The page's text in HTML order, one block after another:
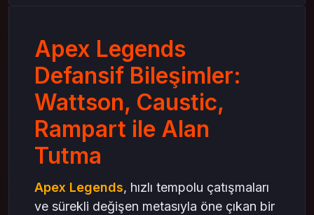
Rampart: Sabit Savunmanın Gücü
Rampart’ın Oyundaki Konumu
Avantajları
Defansif Bileşimlerin Gücü: Alan Tutma
Stratejisi
Neden Bu Üçlü?
Hangi Durumlarda Kullanmalı?
Meta ve Oyun Tarzınıza Göre Tercih
Sonuç: Mas4Games ile Daha Güçlü Stratejiler
Apex Legends
Defansif Bileşimler:
Wattson, Caustic,
Rampart ile Alan
Tutma
Apex Legends, hızlı tempolu çatışmaları
ve sürekli değişen metasıyla öne çıkan bir